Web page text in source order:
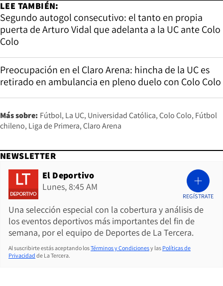
LEE TAMBIÉN:
Segundo autogol consecutivo: el tanto en propia
puerta de Arturo Vidal que adelanta a la UC ante Colo
Colo
Preocupación en el Claro Arena: hincha de la UC es
retirado en ambulancia en pleno duelo con Colo Colo
Más sobre: Fútbol La UC Universidad Católica Colo Colo Fútbol
chileno Liga de Primera Claro Arena
NEWSLETTER
El Deportivo
Lunes, 8:45 AM
Una selección especial con la cobertura y análisis de
los eventos deportivos más importantes del fin de
semana, por el equipo de Deportes de La Tercera.
REGÍSTRATE
Al suscribirte estás aceptando losTérminos y Condicionesy las Políticas de
Privacidad de La Tercera.